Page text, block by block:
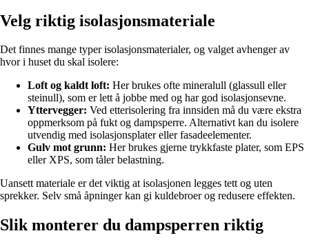
Velg riktig isolasjonsmateriale
Det finnes mange typer isolasjonsmaterialer, og valget avhenger av
hvor i huset du skal isolere:
Loft og kaldt loft: Her brukes ofte mineralull (glassull eller
steinull), som er lett å jobbe med og har god isolasjonsevne.
Yttervegger: Ved etterisolering fra innsiden må du være ekstra
oppmerksom på fukt og dampsperre. Alternativt kan du isolere
utvendig med isolasjonsplater eller fasadeelementer.
Gulv mot grunn: Her brukes gjerne trykkfaste plater, som EPS
eller XPS, som tåler belastning.
Uansett materiale er det viktig at isolasjonen legges tett og uten
sprekker. Selv små åpninger kan gi kuldebroer og redusere effekten.
Slik monterer du dampsperren riktig